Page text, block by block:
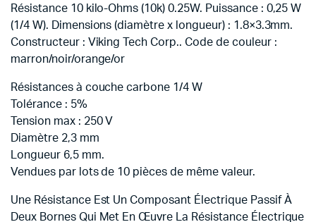
Résistance 10 kilo-Ohms (10k) 0.25W. Puissance : 0,25 W
(1/4 W).
Dimensions (diamètre x longueur) : 1.8×3.3mm.
Constructeur : Viking Tech Corp.. Code de couleur :
marron/noir/orange/or
Résistances à couche carbone 1/4 W
Tolérance : 5%
Tension max : 250 V
Diamètre 2,3 mm
Longueur 6,5 mm.
Vendues par lots de 10 pièces de même valeur.
Une Résistance Est Un Composant Électrique Passif À
Deux Bornes Qui Met En Œuvre La Résistance Électrique